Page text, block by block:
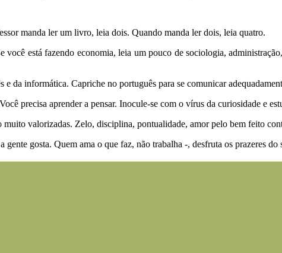
manda ler um livro, leia dois. Quando manda ler dois, leia quatro.
você está fazendo economia, leia um pouco de sociologia,
da informática. Capriche no português para se comunicar
precisa aprender a pensar. Inocule-se com o vírus da curiosidade e
muito valorizadas. Zelo, disciplina, pontualidade, amor pelo bem feito
gosta. Quem ama o que faz, não trabalha -, desfruta os prazeres do